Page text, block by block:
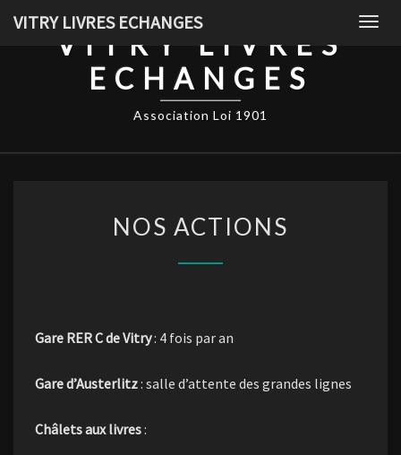
VITRY LIVRES ECHANGES
VITRY LIVRES
ECHANGES
Association Loi 1901
ACTIONS
NOS ACTIONS
Gare RER C de Vitry: 4 fois par an
Gare d’Austerlitz: salle d’attente des grandes lignes
Châlets aux livres: